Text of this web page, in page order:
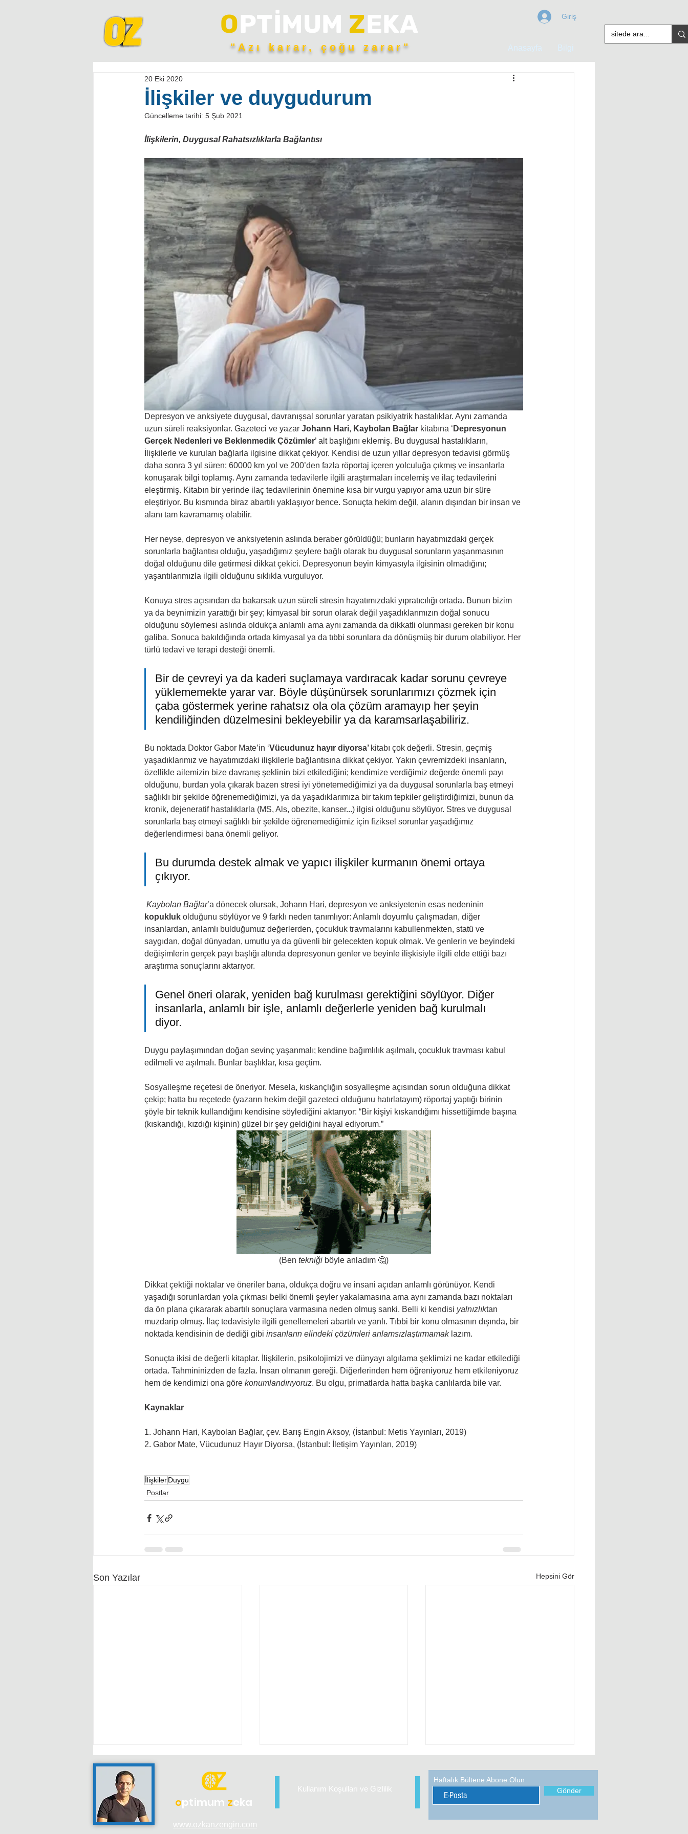
OPTİMUM ZEKA
"Azı karar, çoğu zarar"
Giriş
Anasayfa Bilgi
İlişkiler ve duygudurum
20 Eki 2020
Güncelleme tarihi: 5 Şub 2021
İlişkilerin, Duygusal Rahatsızlıklarla Bağlantısı
Depresyon ve anksiyete duygusal, davranışsal sorunlar yaratan psikiyatrik hastalıklar. Aynı zamanda
uzun süreli reaksiyonlar. Gazeteci ve yazar Johann Hari, Kaybolan Bağlar kitabına ‘ Depresyonun
Gerçek Nedenleri ve Beklenmedik Çözümler’ alt başlığını eklemiş. Bu duygusal hastalıkların,
İlişkilerle ve kurulan bağlarla ilgisine dikkat çekiyor. Kendisi de uzun yıllar depresyon tedavisi görmüş
daha sonra 3 yıl süren; 60000 km yol ve 200’den fazla röportaj içeren yolculuğa çıkmış ve insanlarla
konuşarak bilgi toplamış. Aynı zamanda tedavilerle ilgili araştırmaları incelemiş ve ilaç tedavilerini
eleştirmiş. Kitabın bir yerinde ilaç tedavilerinin önemine kısa bir vurgu yapıyor ama uzun bir süre
eleştiriyor. Bu kısmında biraz abartılı yaklaşıyor bence. Sonuçta hekim değil, alanın dışından bir insan ve
alanı tam kavramamış olabilir.
Her neyse, depresyon ve anksiyetenin aslında beraber görüldüğü; bunların hayatımızdaki gerçek
sorunlarla bağlantısı olduğu, yaşadığımız şeylere bağlı olarak bu duygusal sorunların yaşanmasının
doğal olduğunu dile getirmesi dikkat çekici. Depresyonun beyin kimyasıyla ilgisinin olmadığını;
yaşantılarımızla ilgili olduğunu sıklıkla vurguluyor.
Konuya stres açısından da bakarsak uzun süreli stresin hayatımızdaki yıpratıcılığı ortada. Bunun bizim
ya da beynimizin yarattığı bir şey; kimyasal bir sorun olarak değil yaşadıklarımızın doğal sonucu
olduğunu söylemesi aslında oldukça anlamlı ama aynı zamanda da dikkatli olunması gereken bir konu
galiba. Sonuca bakıldığında ortada kimyasal ya da tıbbi sorunlara da dönüşmüş bir durum olabiliyor. Her
türlü tedavi ve terapi desteği önemli.
Bir de çevreyi ya da kaderi suçlamaya vardıracak kadar sorunu çevreye
yüklememekte yarar var. Böyle düşünürsek sorunlarımızı çözmek için
çaba göstermek yerine rahatsız ola ola çözüm aramayıp her şeyin
kendiliğinden düzelmesini bekleyebilir ya da karamsarlaşabiliriz.
Bu noktada Doktor Gabor Mate’in ‘Vücudunuz hayır diyorsa’ kitabı çok değerli. Stresin, geçmiş
yaşadıklarımız ve hayatımızdaki ilişkilerle bağlantısına dikkat çekiyor. Yakın çevremizdeki insanların,
özellikle ailemizin bize davranış şeklinin bizi etkilediğini; kendimize verdiğimiz değerde önemli payı
olduğunu, burdan yola çıkarak bazen stresi iyi yönetemediğimizi ya da duygusal sorunlarla baş etmeyi
sağlıklı bir şekilde öğrenemediğimizi, ya da yaşadıklarımıza bir takım tepkiler geliştirdiğimizi, bunun da
kronik, dejeneratif hastalıklarla (MS, Als, obezite, kanser...) ilgisi olduğunu söylüyor. Stres ve duygusal
sorunlarla baş etmeyi sağlıklı bir şekilde öğrenemediğimiz için fiziksel sorunlar yaşadığımız
değerlendirmesi bana önemli geliyor.
Bu durumda destek almak ve yapıcı ilişkiler kurmanın önemi ortaya
çıkıyor.
Kaybolan Bağlar’a dönecek olursak, Johann Hari, depresyon ve anksiyetenin esas nedeninin
kopukluk olduğunu söylüyor ve 9 farklı neden tanımlıyor: Anlamlı doyumlu çalışmadan, diğer
insanlardan, anlamlı bulduğumuz değerlerden, çocukluk travmalarını kabullenmekten, statü ve
saygıdan, doğal dünyadan, umutlu ya da güvenli bir gelecekten kopuk olmak. Ve genlerin ve beyindeki
değişimlerin gerçek payı başlığı altında depresyonun genler ve beyinle ilişkisiyle ilgili elde ettiği bazı
araştırma sonuçlarını aktarıyor.
Genel öneri olarak, yeniden bağ kurulması gerektiğini söylüyor. Diğer
insanlarla, anlamlı bir işle, anlamlı değerlerle yeniden bağ kurulmalı
diyor.
Duygu paylaşımından doğan sevinç yaşanmalı; kendine bağımlılık aşılmalı, çocukluk travması kabul
edilmeli ve aşılmalı. Bunlar başlıklar, kısa geçtim.
Sosyalleşme reçetesi de öneriyor. Mesela, kıskançlığın sosyalleşme açısından sorun olduğuna dikkat
çekip; hatta bu reçetede (yazarın hekim değil gazeteci olduğunu hatırlatayım) röportaj yaptığı birinin
şöyle bir teknik kullandığını kendisine söylediğini aktarıyor: “Bir kişiyi kıskandığımı hissettiğimde başına
(kıskandığı, kızdığı kişinin) güzel bir şey geldiğini hayal ediyorum.”
(Ben tekniği böyle anladım 🤔)
Dikkat çektiği noktalar ve öneriler bana, oldukça doğru ve insani açıdan anlamlı görünüyor. Kendi
yaşadığı sorunlardan yola çıkması belki önemli şeyler yakalamasına ama aynı zamanda bazı noktaları
da ön plana çıkararak abartılı sonuçlara varmasına neden olmuş sanki. Belli ki kendisi yalnızlıktan
muzdarip olmuş. İlaç tedavisiyle ilgili genellemeleri abartılı ve yanlı. Tıbbi bir konu olmasının dışında, bir
noktada kendisinin de dediği gibi insanların elindeki çözümleri anlamsızlaştırmamak lazım.
Sonuçta ikisi de değerli kitaplar. İlişkilerin, psikolojimizi ve dünyayı algılama şeklimizi ne kadar etkilediği
ortada. Tahmininizden de fazla. İnsan olmanın gereği. Diğerlerinden hem öğreniyoruz hem etkileniyoruz
hem de kendimizi ona göre konumlandırıyoruz. Bu olgu, primatlarda hatta başka canlılarda bile var.
Kaynaklar
1. Johann Hari, Kaybolan Bağlar, çev. Barış Engin Aksoy, (İstanbul: Metis Yayınları, 2019)
2. Gabor Mate, Vücudunuz Hayır Diyorsa, (İstanbul: İletişim Yayınları, 2019)
İlişkilerDuygu
Postlar
Son Yazılar Hepsini Gör
Doğru Kararı Vermek
Zekâ (1)
optimum zeka
www.ozkanzengin.com
Kullanım Koşulları ve Gizlilik
Haftalık Bültene Abone Olun
Gönder